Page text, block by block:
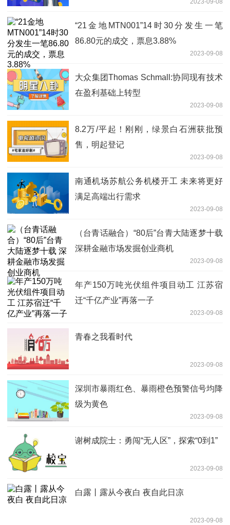
2023-09-08
“21金地MTN001”14时30分发生一笔
86.80元的成交，票息3.88%
2023-09-08
大众集团Thomas Schmall:协同现有技术
在盈利基础上转型
2023-09-08
8.2万/平起！刚刚，绿景白石洲获批预
售，明起登记
2023-09-08
南通机场苏航公务机楼开工 未来将更好
满足高端出行需求
2023-09-08
（台青话融合）“80后”台青大陆逐梦十载
深耕金融市场发掘创业商机
2023-09-08
年产150万吨光伏组件项目动工 江苏宿
迁“千亿产业”再落一子
2023-09-08
青春之我看时代
2023-09-08
深圳市暴雨红色、暴雨橙色预警信号均降
级为黄色
2023-09-08
谢树成院士：勇闯“无人区”，探索“0到1”
2023-09-08
白露丨露从今夜白 夜自此日凉
2023-09-08